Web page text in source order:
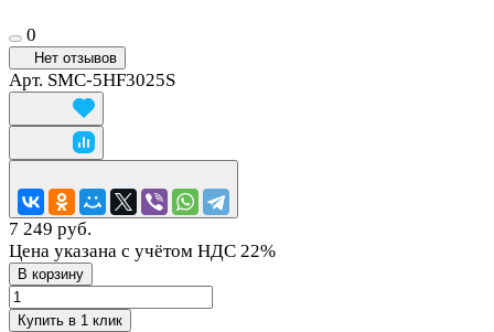
0
Нет отзывов
Арт. SMC-5HF3025S
7 249 руб.
Цена указана с учётом НДС 22%
В корзину
Купить в 1 клик